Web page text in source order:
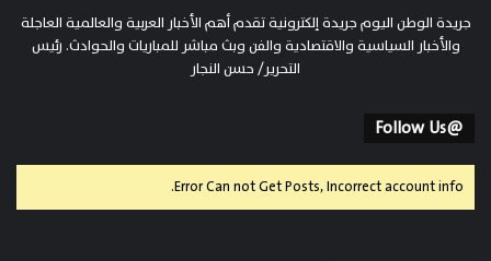
جريدة الوطن اليوم جريدة إلكترونية تقدم أهم الأخبار العربية والعالمية العاجلة
والأخبار السياسية والاقتصادية والفن وبث مباشر للمباريات والحوادث. رئيس
التحرير/ حسن النجار
@Follow Us
Error Can not Get Posts, Incorrect account info.